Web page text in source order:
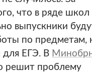
что в ряде школ
выпускники
по предметам,
ЕГЭ. В
решит проблему